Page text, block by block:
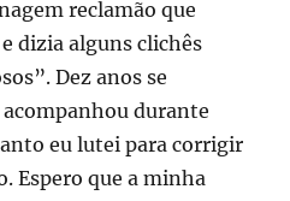
reclamão que
dizia alguns clichês
Dez anos se
durante
eu lutei para corrigir
Espero que a minha